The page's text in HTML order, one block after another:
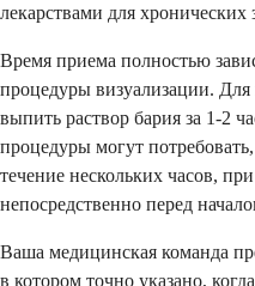
лекарствами для хронических
Время приема полностью
процедуры визуализации.
выпить раствор бария за 1-2
процедуры могут
течение нескольких часов,
непосредственно перед
Ваша медицинская команда
в котором точно указано,